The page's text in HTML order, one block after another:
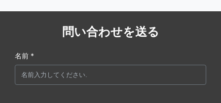
問い合わせを送る
名前 *